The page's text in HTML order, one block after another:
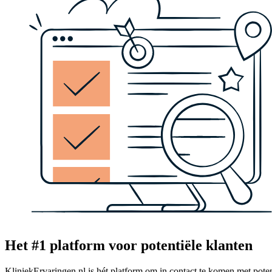
Het #1 platform voor potentiële klanten